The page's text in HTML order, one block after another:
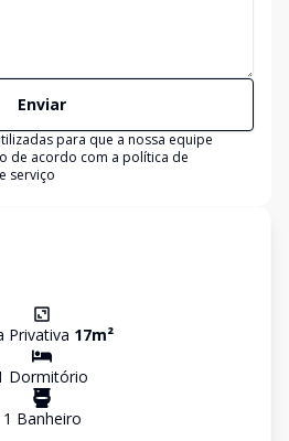
Enviar
para que a nossa equipe
de acordo com a política de
serviço
Privativa 17m²
Dormitório
1 Banheiro